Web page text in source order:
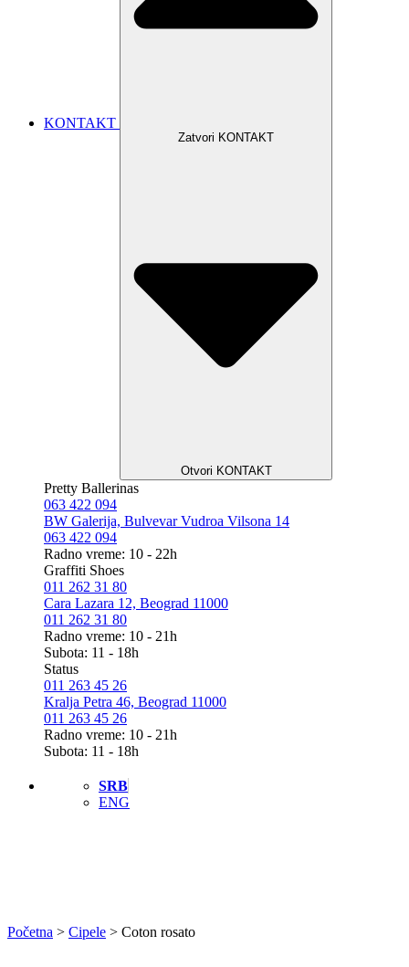
KONTAKT
Zatvori KONTAKT
Otvori KONTAKT
Pretty Ballerinas
063 422 094
BW Galerija, Bulvevar Vudroa Vilsona 14
063 422 094
Radno vreme: 10 - 22h
Graffiti Shoes
011 262 31 80
Cara Lazara 12, Beograd 11000
011 262 31 80
Radno vreme: 10 - 21h
Subota: 11 - 18h
Status
011 263 45 26
Kralja Petra 46, Beograd 11000
011 263 45 26
Radno vreme: 10 - 21h
Subota: 11 - 18h
SRB
ENG
Početna > Cipele > Coton rosato